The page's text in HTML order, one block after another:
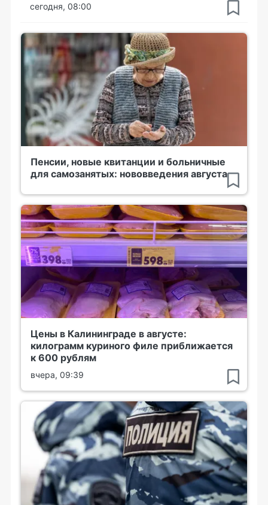
сегодня, 08:00
Пенсии, новые квитанции и больничные
для самозанятых: нововведения августа
Цены в Калининграде в августе:
килограмм куриного филе приближается
к 600 рублям
вчера, 09:39